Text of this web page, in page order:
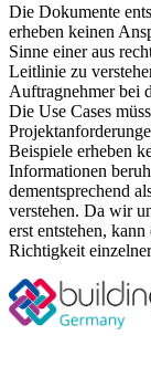
Die Dokumente
erheben keinen
Sinne einer aus
Leitlinie zu
Auftragnehmer bei
Die Use Cases
Beispiele erheben
Informationen
dementsprechend
verstehen. Da wir
erst entstehen,
Richtigkeit